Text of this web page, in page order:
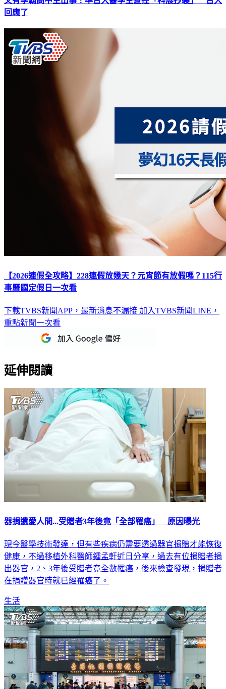
回應了
【2026連假全攻略】228連假放幾天？元宵節有放假嗎？115行
事曆國定假日一次看
下載TVBS新聞APP，最新消息不漏接 加入TVBS新聞LINE，
重點新聞一次看
延伸閱讀
器捐遺愛人間...受贈者3年後竟「全部罹癌」 原因曝光
現今醫學技術發達，但有些疾病仍需要透過器官捐贈才能恢復
健康，不過移植外科醫師鍾孟軒近日分享，過去有位捐贈者捐
出器官，2、3年後受贈者竟全數罹癌，後來檢查發現，捐贈者
在捐贈器官時就已經罹癌了。
生活